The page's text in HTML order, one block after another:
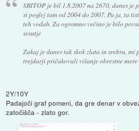
SBITOP je bil 1.8.2007 na 2670, danes je
si poglej tam od 2004 do 2007. Pa ja, ta
teh vodah. Za ogromno večino je bilo
sesutje
Zakaj je danes tak skok zlata in srebra, mi
trejdarji pričakovali višanje obrestne mere
2Y/10Y
Padajoči graf pomeni, da gre denar v
zatočišča - zlato gor.